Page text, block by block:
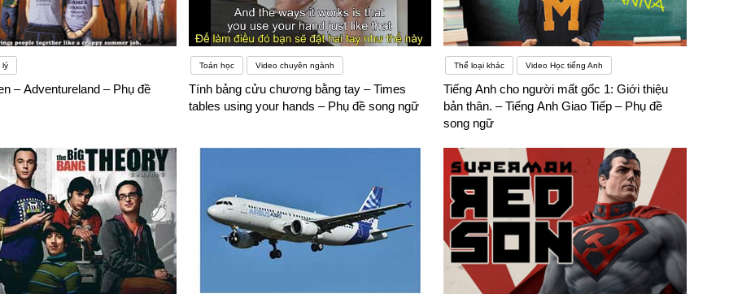
lý
– Adventureland – Phụ đề
Toán học Video chuyên ngành
Tính bảng cửu chương bằng tay – Times
tables using your hands – Phụ đề song ngữ
Thể loại khác Video Học tiếng Anh
Tiếng Anh cho người mất gốc 1: Giới thiệu
bản thân. – Tiếng Anh Giao Tiếp – Phụ đề
song ngữ